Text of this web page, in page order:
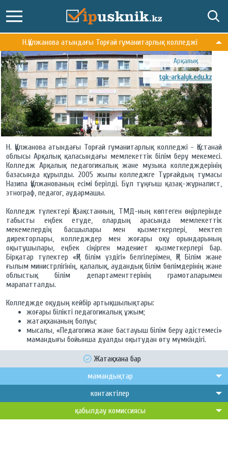
Н.Құлжанова атындағы Торғай гуманитарлық колледжі
Арқалық
tgk-arkalyk.edu.kz
Н. Құлжанова атындағы Торғай гуманитарлық колледжі - Қостанай
облысы Арқалық қаласындағы мемлекеттік білім беру мекемесі.
Колледж Арқалық педагогикалық және музыка колледждерінің
базасында құрылды. 2005 жылы колледжге Тұрғайдың тумасы
Назипа Құлжанованың есімі берілді. Бұл тұңғыш қазақ-журналист,
этнограф, педагог, аудармашы.
Колледж түлектері Қазақстанның, ТМД-ның көптеген өңірлерінде
табысты еңбек етуде, олардың арасында мемлекеттік
мекемелердің басшылары мен қызметкерлері, мектеп
директорлары, колледждер мен жоғары оқу орындарының
оқытушылары, еңбек сіңірген мәдениет қызметкерлері бар.
Бірқатар түлектер «ҚР білім үздігі» белгілерімен, ҚР Білім және
ғылым министрлігінің, қалалық, аудандық білім бөлімдерінің және
облыстық білім департаменттерінің грамоталарымен
марапатталды.
Колледжде оқудың кейбір артықшылықтары:
жоғары білікті педагогикалық ұжым;
жатақхананың болуы;
мысалы, «Педагогика және бастауыш білім беру әдістемесі»
мамандығы бойынша дуалды оқытудан өту мүмкіндігі.
Жатақхана бар
мамандықтар
контактілер
қабылдау комиссиясы